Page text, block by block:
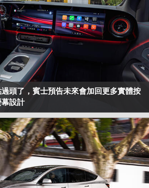
頭了，賓士預告未來會加回更多實體按
設計